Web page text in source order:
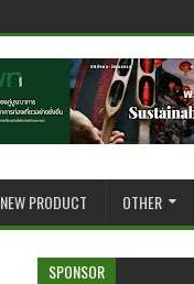
NEW PRODUCT OTHER
SPONSOR